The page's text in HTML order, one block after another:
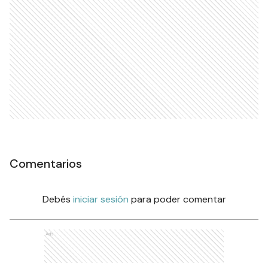
Comentarios
Debés iniciar sesión para poder comentar
Ads